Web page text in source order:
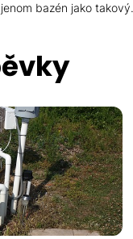
bazén jako